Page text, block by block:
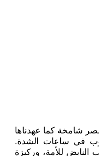
شامخة كما عهدناها
في ساعات الشدة.
للأمة، وركيزة